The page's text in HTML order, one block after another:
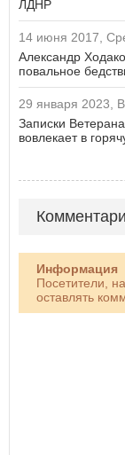
ЛДНР
14 июня 2017,
Александр
повальное
29 января 2023,
Записки
вовлекает в
Информация
Посетители,
оставлять